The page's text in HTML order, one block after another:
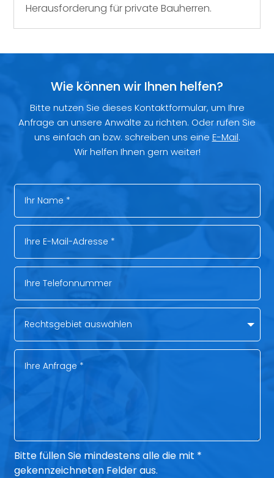
Herausforderung für private Bauherren.
Wie können wir Ihnen helfen?
Bitte nutzen Sie dieses Kontaktformular, um Ihre
Anfrage an unsere Anwälte zu richten. Oder rufen Sie
uns einfach an bzw. schreiben uns eine E-Mail.
Wir helfen Ihnen gern weiter!
Bitte füllen Sie mindestens alle die mit *
gekennzeichneten Felder aus.